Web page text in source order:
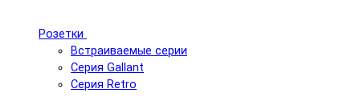
Розетки
Встраиваемые серии
Серия Gallant
Серия Retro